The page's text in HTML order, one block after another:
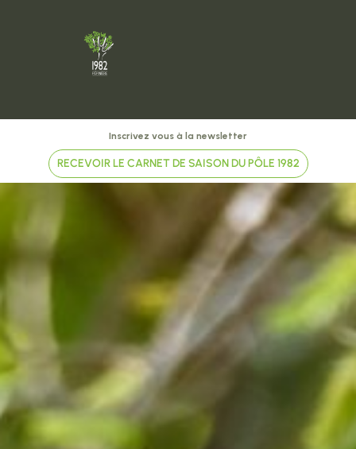
Inscrivez vous à la newsletter
RECEVOIR LE CARNET DE SAISON DU PÔLE 1982